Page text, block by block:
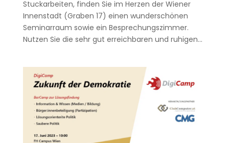
Stuckarbeiten, finden Sie im Herzen der Wiener
Innenstadt (Graben 17) einen wunderschönen
Seminarraum sowie ein Besprechungszimmer.
Nutzen Sie die sehr gut erreichbaren und ruhigen...